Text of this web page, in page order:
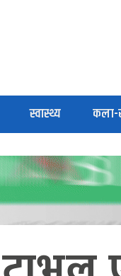
स्वास्थ्य कला-